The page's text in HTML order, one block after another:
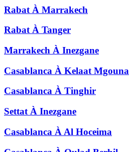
Rabat À Marrakech
Rabat À Tanger
Marrakech À Inezgane
Casablanca À Kelaat Mgouna
Casablanca À Tinghir
Settat À Inezgane
Casablanca À Al Hoceima